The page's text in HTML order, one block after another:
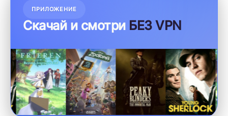
ПРИЛОЖЕНИЕ
Скачай и смотри БЕЗ VPN